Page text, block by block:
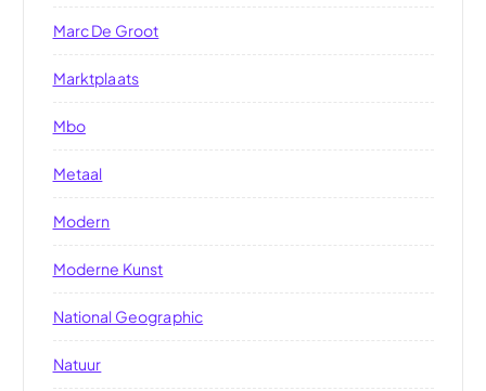
Marc De Groot
Marktplaats
Mbo
Metaal
Modern
Moderne Kunst
National Geographic
Natuur